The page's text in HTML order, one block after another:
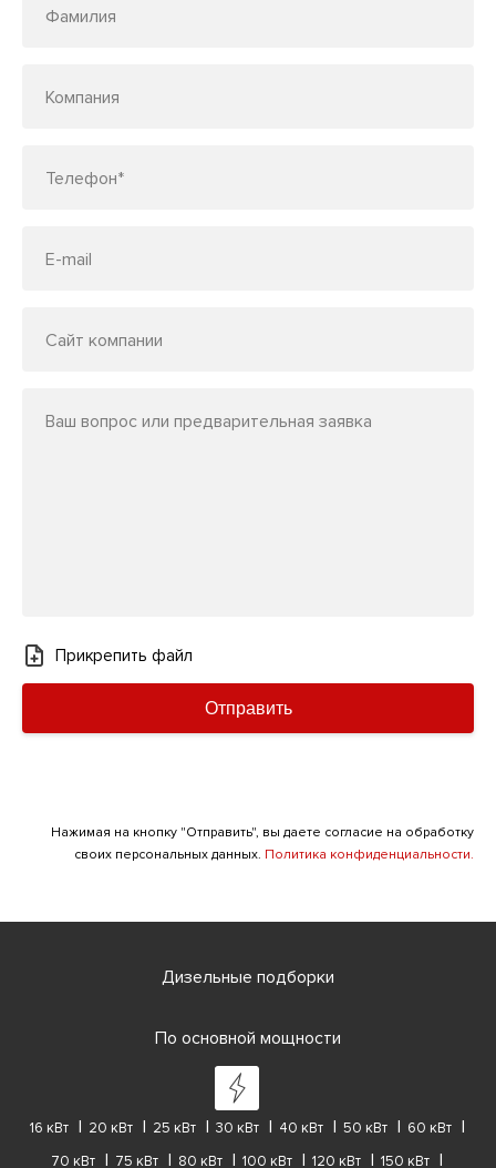
Фамилия
Компания
Телефон*
E-mail
Сайт компании
Ваш вопрос или предварительная заявка
Прикрепить файл
Отправить
Нажимая на кнопку "Отправить", вы даете согласие на обработку
своих персональных данных. Политика конфиденциальности.
Дизельные подборки
По основной мощности
16 кВт 20 кВт 25 кВт 30 кВт 40 кВт 50 кВт
60 кВт
70 кВт
75 кВт 80 кВт 100 кВт 120 кВт
150 кВт